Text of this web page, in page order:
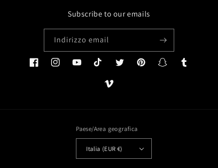
Subscribe to our emails
Indirizzo email
FacebookInstagramYouTubeTikTok TwitterPinterestSnapchatTumblr
Vimeo
Paese/Area geografica
Italia (EUR €)